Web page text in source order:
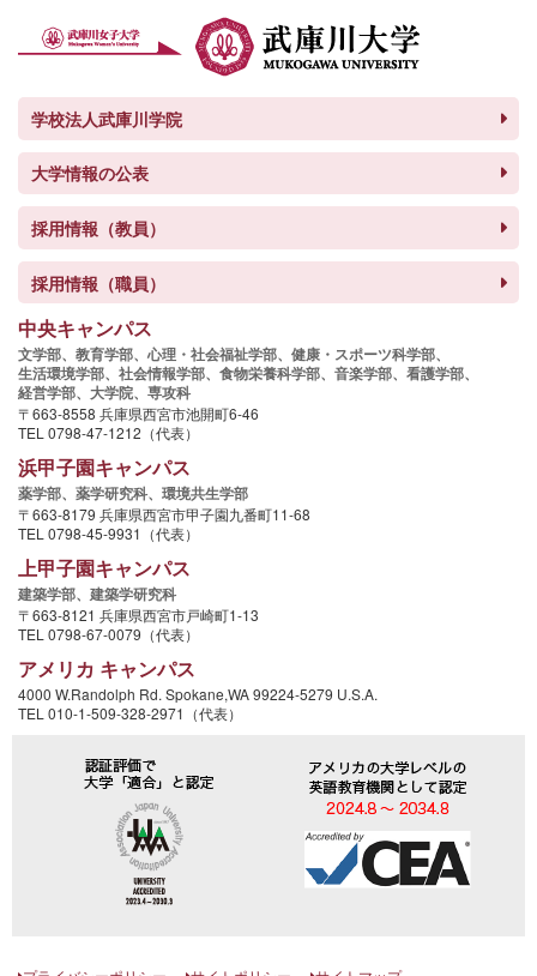
学校法人武庫川学院
大学情報の公表
採用情報（教員）
採用情報（職員）
中央キャンパス
文学部、 教育学部、 心理・社会福祉学部、 健康・スポーツ科学部、
生活環境学部、 社会情報学部、 食物栄養科学部、 音楽学部、 看護学部、
経営学部、 大学院、 専攻科
〒663-8558 兵庫県西宮市池開町6-46
TEL 0798-47-1212（代表）
浜甲子園キャンパス
薬学部、 薬学研究科、 環境共生学部
〒663-8179 兵庫県西宮市甲子園九番町11-68
TEL 0798-45-9931（代表）
上甲子園キャンパス
建築学部、 建築学研究科
〒663-8121 兵庫県西宮市戸崎町1-13
TEL 0798-67-0079（代表）
アメリカ キャンパス
4000 W.Randolph Rd. Spokane,WA 99224-5279 U.S.A.
TEL 010-1-509-328-2971（代表）